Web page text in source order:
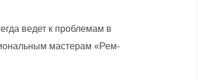
ведет к проблемам в
мастерам «Рем-